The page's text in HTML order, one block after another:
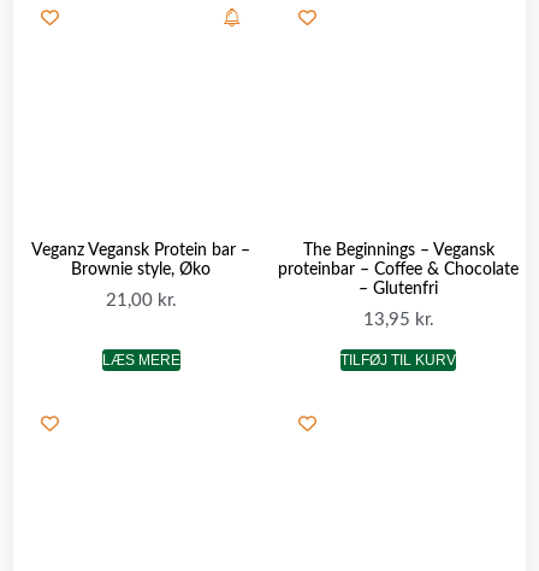
Veganz Vegansk Protein bar –
Brownie style, Øko
21,00 kr.
LÆS MERE
The Beginnings – Vegansk
proteinbar – Coffee & Chocolate
– Glutenfri
13,95 kr.
TILFØJ TIL KURV